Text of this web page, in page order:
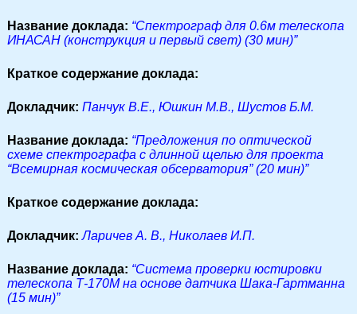
Название доклада: “Спектрограф для 0.6м телескопа
ИНАСАН (конструкция и первый свет) (30 мин)”
Краткое содержание доклада:
Докладчик: Панчук В.Е., Юшкин М.В., Шустов Б.М.
Название доклада: “Предложения по оптической
схеме спектрографа с длинной щелью для проекта
“Всемирная космическая обсерватория” (20 мин)”
Краткое содержание доклада:
Докладчик: Ларичев А. В., Николаев И.П.
Название доклада: “Система проверки юстировки
телескопа Т-170М на основе датчика Шака-Гартманна
(15 мин)”